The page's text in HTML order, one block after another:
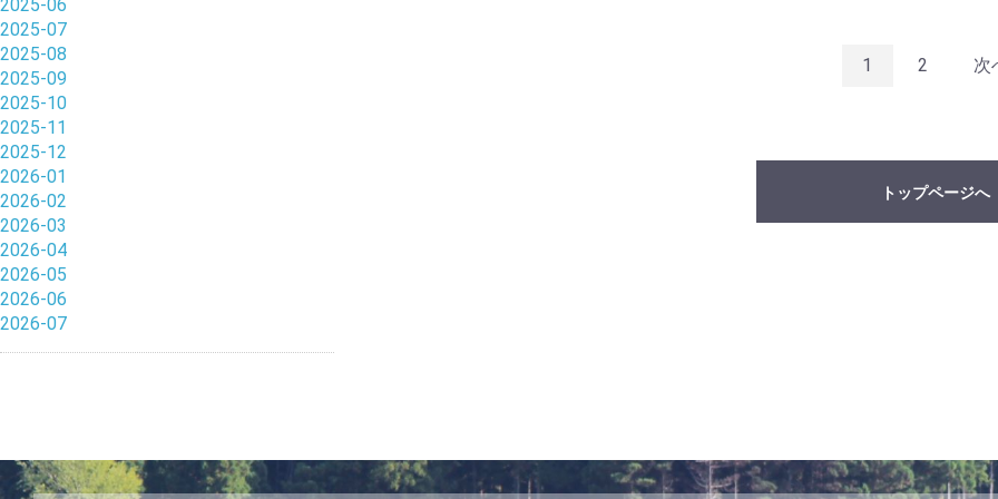
2025-06
2025-07
2025-08
2025-09
2025-10
2025-11
2025-12
2026-01
2026-02
2026-03
2026-04
2026-05
2026-06
2026-07
1 2 次
トップページへ